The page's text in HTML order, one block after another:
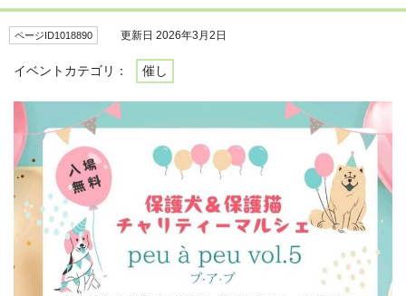
ページID1018890 更新日 2026年3月2日
イベントカテゴリ： 催し